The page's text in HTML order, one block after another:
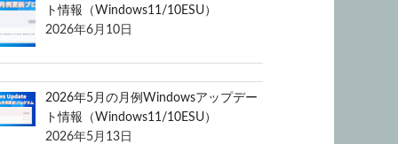
ト情報（Windows11/10ESU）
2026年6月10日
2026年5月の月例Windowsアップデー
ト情報（Windows11/10ESU）
2026年5月13日